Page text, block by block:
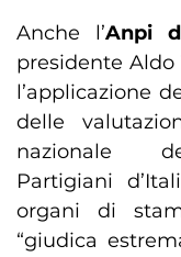
Anche l’Anpi
presidente Aldo
l’applicazione
delle
nazionale
Partigiani
organi di
“giudica